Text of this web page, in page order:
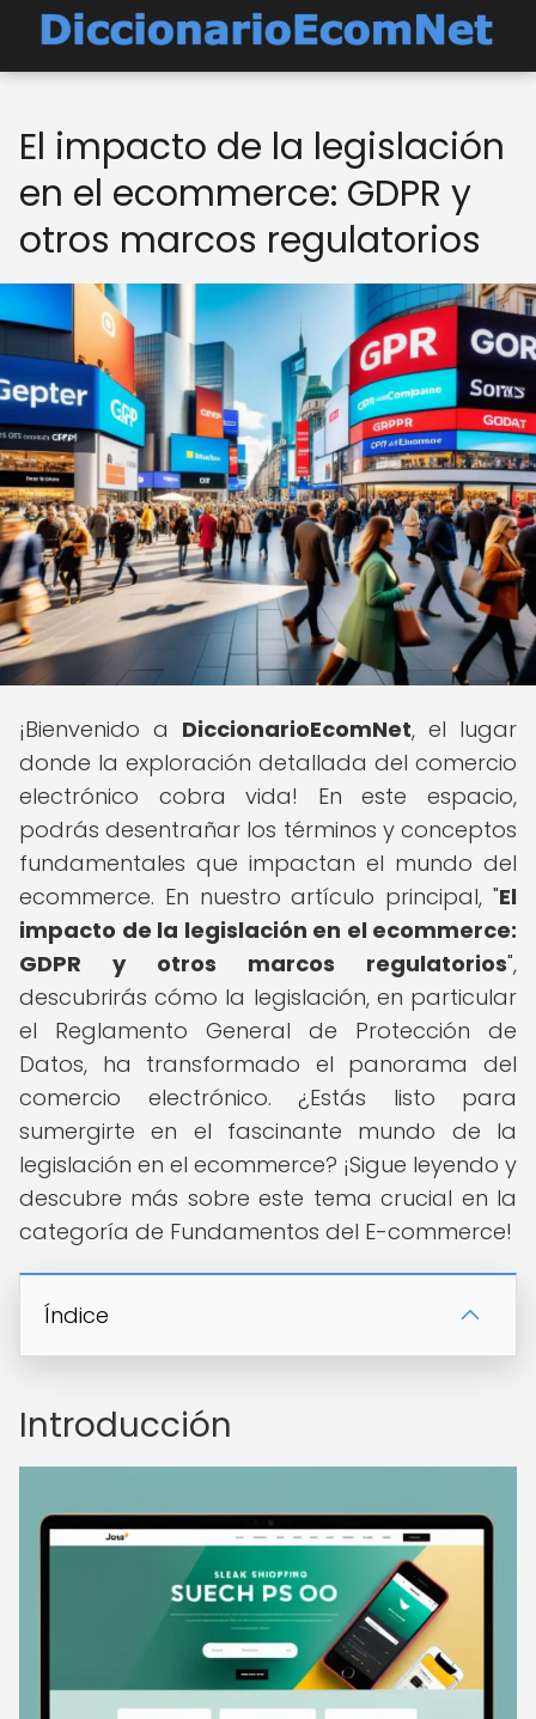
El impacto de la legislación
en el ecommerce: GDPR y
otros marcos regulatorios
¡Bienvenido a DiccionarioEcomNet, el lugar
donde la exploración detallada del comercio
electrónico cobra vida! En este espacio,
podrás desentrañar los términos y conceptos
fundamentales que impactan el mundo del
ecommerce. En nuestro artículo principal, "El
impacto de la legislación en el ecommerce:
GDPR y otros marcos regulatorios",
descubrirás cómo la legislación, en particular
el Reglamento General de Protección de
Datos, ha transformado el panorama del
comercio electrónico. ¿Estás listo para
sumergirte en el fascinante mundo de la
legislación en el ecommerce? ¡Sigue leyendo y
descubre más sobre este tema crucial en la
categoría de Fundamentos del E-commerce!
Índice
Introducción